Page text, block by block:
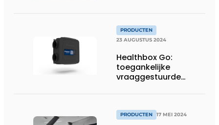
PRODUCTEN
23 AUGUSTUS 2024
Healthbox Go:
toegankelijke
vraaggestuurde
PRODUCTEN 17 MEI 2024